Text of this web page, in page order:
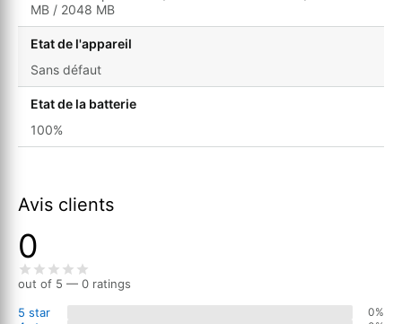
MB / 2048 MB
Etat de l'appareil
Sans défaut
Etat de la batterie
100%
Avis clients
0
out of 5 — 0 ratings
5 star
0%